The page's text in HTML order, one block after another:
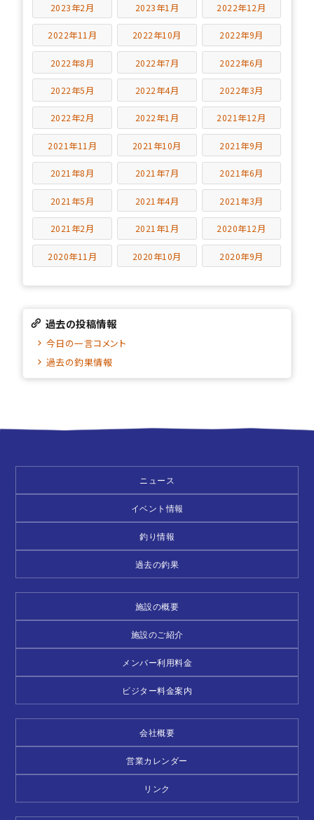
2023年2月 2023年1月 2022年12月
2022年11月 2022年10月 2022年9月
2022年8月 2022年7月 2022年6月
2022年5月 2022年4月 2022年3月
2022年2月 2022年1月 2021年12月
2021年11月 2021年10月 2021年9月
2021年8月 2021年7月 2021年6月
2021年5月 2021年4月 2021年3月
2021年2月 2021年1月 2020年12月
2020年11月 2020年10月 2020年9月
過去の投稿情報
今日の一言コメント
過去の釣果情報
ニュース
イベント情報
釣り情報
過去の釣果
施設の概要
施設のご紹介
メンバー利用料金
ビジター料金案内
会社概要
営業カレンダー
リンク